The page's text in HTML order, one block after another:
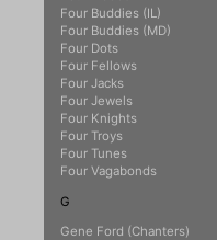
Four Buddies (IL)
Four Buddies (MD)
Four Dots
Four Fellows
Four Jacks
Four Jewels
Four Knights
Four Troys
Four Tunes
Four Vagabonds
G
Gene Ford (Chanters)